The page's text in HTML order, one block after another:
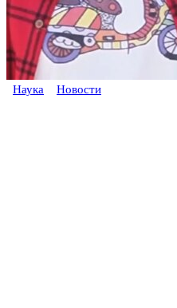
Наука Новости